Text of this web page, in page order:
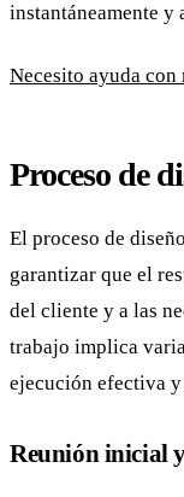
instantáneamente y
Necesito ayuda con
Proceso de
El proceso de
garantizar que el
del cliente y a las
trabajo implica
ejecución efectiva
Reunión inicial